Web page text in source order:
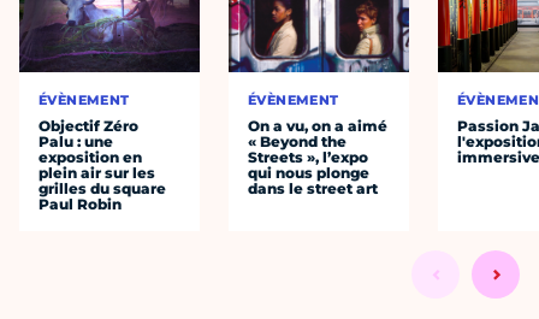
ÉVÈNEMENT
Objectif Zéro
Palu : une
exposition en
plein air sur les
grilles du square
Paul Robin
ÉVÈNEMENT
On a vu, on a aimé
« Beyond the
Streets », l’expo
qui nous plonge
dans le street art
Passion